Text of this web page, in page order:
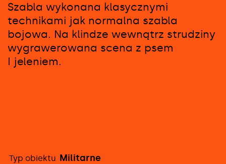
Szabla wykonana klasycznymi
technikami jak normalna szabla
bojowa. Na klindze wewnątrz strudziny
wygrawerowana scena z psem
I jeleniem.
Typ obiektu Militarne